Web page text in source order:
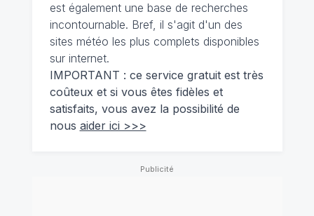
est également une base de recherches
incontournable. Bref, il s'agit d'un des
sites météo les plus complets disponibles
sur internet.
IMPORTANT : ce service gratuit est très
coûteux et si vous êtes fidèles et
satisfaits, vous avez la possibilité de
nous aider ici >>>